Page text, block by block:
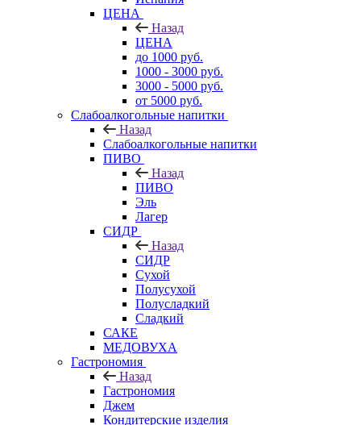
ЦЕНА
Назад
ЦЕНА
до 1000 руб.
1000 - 3000 руб.
3000 - 5000 руб.
от 5000 руб.
Слабоалкогольные напитки
Назад
Слабоалкогольные напитки
ПИВО
Назад
ПИВО
Эль
Лагер
СИДР
Назад
СИДР
Сухой
Полусухой
Полусладкий
Сладкий
САКЕ
МЕДОВУХА
Гастрономия
Назад
Гастрономия
Джем
Кондитерские изделия